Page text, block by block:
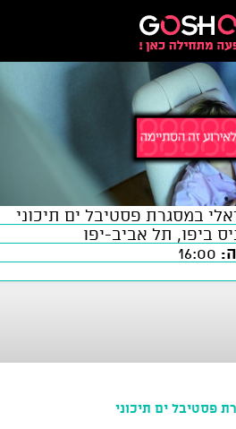
במסגרת פסטיבל ים תיכוני
ביפו, תל אביב-יפו
פסטיבל ים תיכוני